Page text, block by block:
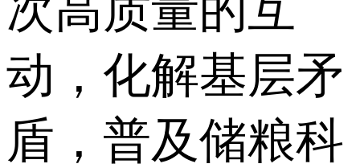
动，化解基层矛
盾，普及储粮科